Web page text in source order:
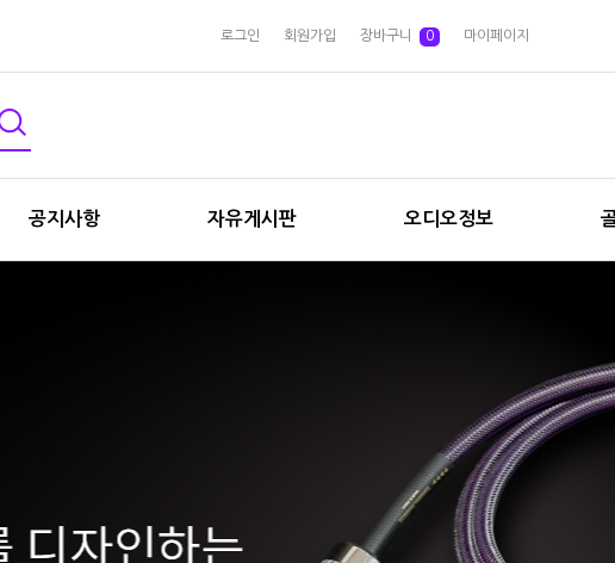
로그인 회원가입 장바구니 0 마이페이지
공지사항 자유게시판 오디오정보